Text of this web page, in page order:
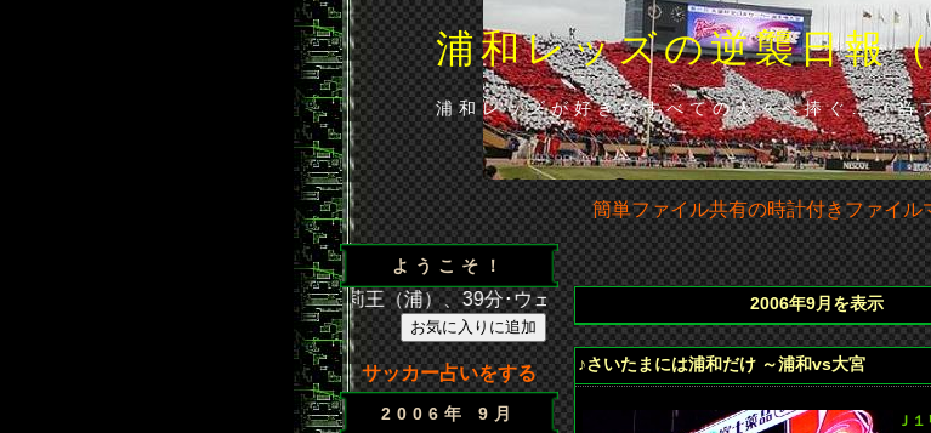
浦和レッズの逆襲日報
浦和レッズが好きなすべての人々へ捧ぐ…（当
簡単ファイル共有の時計付きファイ
ようこそ！
和2－1広島 得点／35分･闘莉王（浦）、39分･ウェズレイ（広）、86分･山田（浦）◆山田の貴重な
サッカー占いをする
2006年 9月
2006年9月を表示
♪さいたまには浦和だけ ～浦和vs大宮
Ｊ